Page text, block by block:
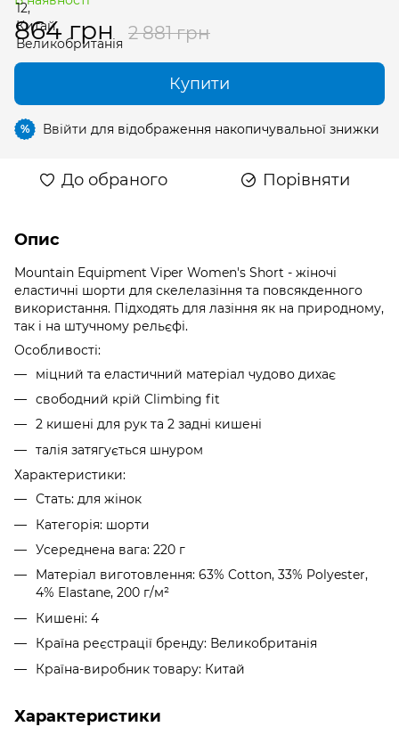
864 грн 2 881 грн
Купити
% Ввійти для відображення накопичувальної знижки
До обраного Порівняти
Опис
Mountain Equipment Viper Women's Short - жіночі
еластичні шорти для скелелазіння та повсякденного
використання. Підходять для лазіння як на природному,
так і на штучному рельєфі.
Особливості:
міцний та еластичний матеріал чудово дихає
свободний крій Climbing fit
2 кишені для рук та 2 задні кишені
талія затягується шнуром
Характеристики:
Стать: для жінок
Категорія: шорти
Усереднена вага: 220 г
Матеріал виготовлення: 63% Cotton, 33% Polyester,
4% Elastane, 200 г/м²
Кишені: 4
Країна реєстрації бренду: Великобританія
Країна-виробник товару: Китай
Характеристики